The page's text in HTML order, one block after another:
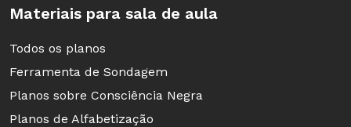
projetos da Campanha Nacional pelo Direito à
Ilustração: Victor Malta
Materiais para sala de aula
Todos os planos
Ferramenta de Sondagem
Planos sobre Consciência Negra
Planos de Alfabetização